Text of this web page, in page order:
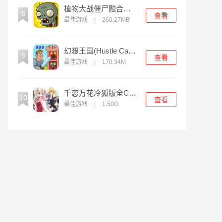
8
植物大战僵尸融合版究极大喷菇
最佳游戏 260.27MB
查看
9
幻想王国(Hustle Castle)
最佳游戏 170.34M
查看
10
千恋万花冷狐版全CG解锁
最佳游戏 1.50G
查看